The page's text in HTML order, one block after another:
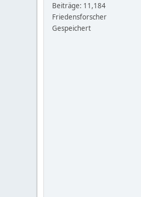
Beiträge: 11,184
Friedensforscher
Gespeichert